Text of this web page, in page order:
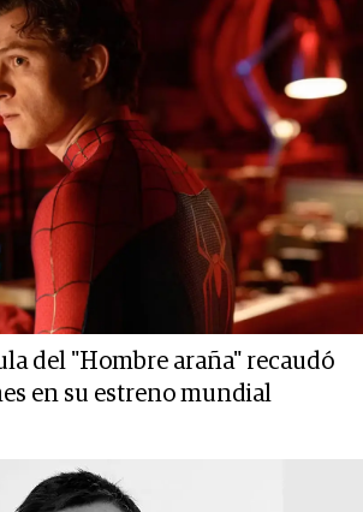
del "Hombre araña" recaudó
en su estreno mundial